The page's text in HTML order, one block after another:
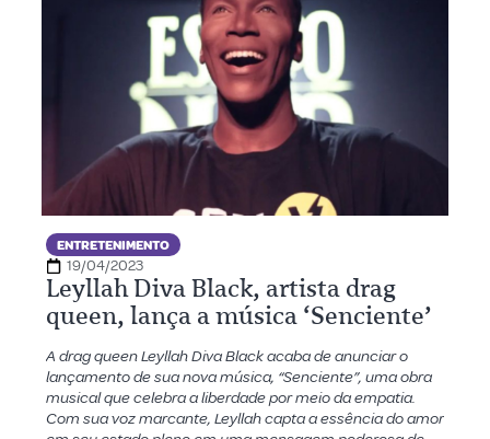
ENTRETENIMENTO
19/04/2023
Leyllah Diva Black, artista drag
queen, lança a música ‘Senciente’
A drag queen Leyllah Diva Black acaba de anunciar o
lançamento de sua nova música, “Senciente”, uma obra
musical que celebra a liberdade por meio da empatia.
Com sua voz marcante, Leyllah capta a essência do amor